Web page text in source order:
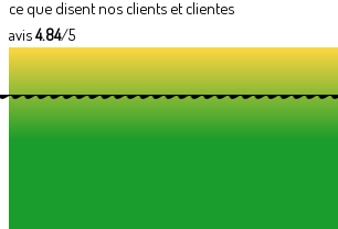
ce que disent nos clients et clientes
avis4.84/5